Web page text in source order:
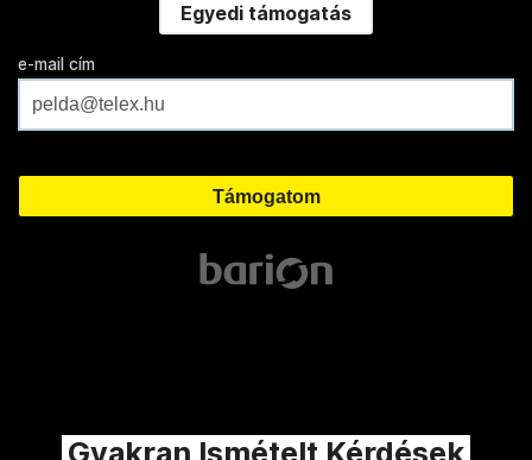
Egyedi támogatás
e-mail cím
Gyakran Ismételt Kérdések